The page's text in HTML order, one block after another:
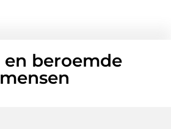
en beroemde
mensen